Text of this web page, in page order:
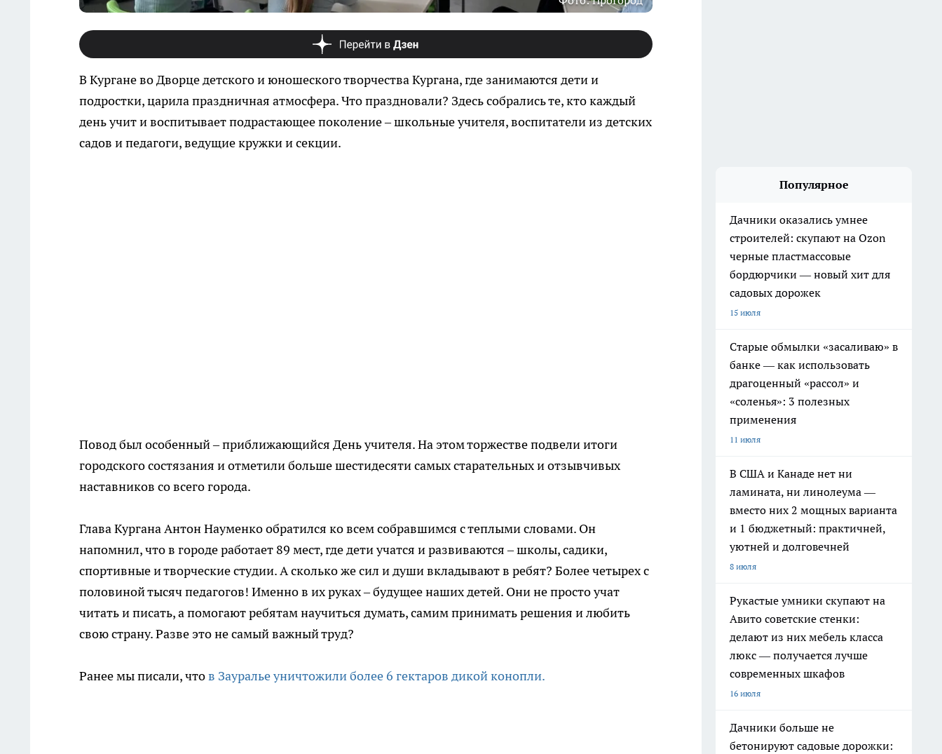
В Кургане во Дворце детского и юношеского творчества Кургана, где занимаются дети и
подростки, царила праздничная атмосфера. Что праздновали? Здесь собрались те, кто каждый
день учит и воспитывает подрастающее поколение – школьные учителя, воспитатели из детских
садов и педагоги, ведущие кружки и секции.
Повод был особенный – приближающийся День учителя. На этом торжестве подвели итоги
городского состязания и отметили больше шестидесяти самых старательных и отзывчивых
наставников со всего города.
Глава Кургана Антон Науменко обратился ко всем собравшимся с теплыми словами. Он
напомнил, что в городе работает 89 мест, где дети учатся и развиваются – школы, садики,
спортивные и творческие студии. А сколько же сил и души вкладывают в ребят? Более четырех с
половиной тысяч педагогов! Именно в их руках – будущее наших детей. Они не просто учат
читать и писать, а помогают ребятам научиться думать, самим принимать решения и любить
свою страну. Разве это не самый важный труд?
Ранее мы писали, чтов Зауралье уничтожили более 6 гектаров дикой конопли.
Популярное
Дачники оказались умнее
строителей: скупают на Ozon
черные пластмассовые
бордюрчики — новый хит для
садовых дорожек
15 июля
Старые обмылки «засаливаю» в
банке — как использовать
драгоценный «рассол» и
«соленья»: 3 полезных
применения
11 июля
В США и Канаде нет ни
ламината, ни линолеума —
вместо них 2 мощных варианта
и 1 бюджетный: практичней,
уютней и долговечней
8 июля
Рукастые умники скупают на
Авито советские стенки:
делают из них мебель класса
люкс — получается лучше
современных шкафов
16 июля
Дачники больше не
бетонируют садовые дорожки: